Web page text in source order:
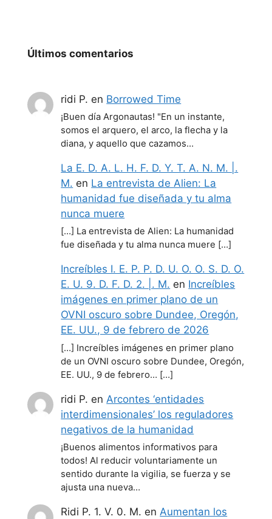
Últimos comentarios
ridi P. en Borrowed Time
¡Buen día Argonautas! "En un instante,
somos el arquero, el arco, la flecha y la
diana, y aquello que cazamos…
La E. D. A. L. H. F. D. Y. T. A. N. M. |.
M. en La entrevista de Alien: La
humanidad fue diseñada y tu alma
nunca muere
[…] La entrevista de Alien: La humanidad
fue diseñada y tu alma nunca muere […]
Increíbles I. E. P. P. D. U. O. O. S. D. O.
E. U. 9. D. F. D. 2. |. M. en Increíbles
imágenes en primer plano de un
OVNI oscuro sobre Dundee, Oregón,
EE. UU., 9 de febrero de 2026
[…] Increíbles imágenes en primer plano
de un OVNI oscuro sobre Dundee, Oregón,
EE. UU., 9 de febrero… […]
ridi P. en Arcontes ‘entidades
interdimensionales’ los reguladores
negativos de la humanidad
¡Buenos alimentos informativos para
todos! Al reducir voluntariamente un
sentido durante la vigilia, se fuerza y se
ajusta una nueva…
Ridi P. 1. V. 0. M. enAumentan los